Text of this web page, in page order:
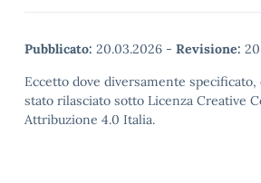
Pubblicato: 20.03.2026 - Revisione:
Eccetto dove diversamente
stato rilasciato sotto Licenza Creative
Attribuzione 4.0 Italia.